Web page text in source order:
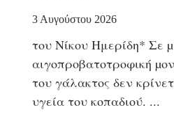
3 Αυγούστου 2026
τoυ Νίκου Ημερίδη* Σε
αιγοπροβατοτροφική
του γάλακτος δεν
υγεία του κοπαδιού.